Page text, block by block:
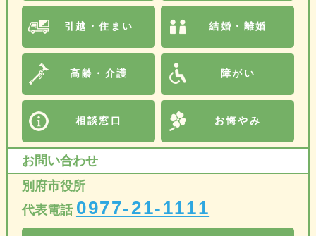
引越・住まい 結婚・離婚
高齢・介護 障がい
相談窓口 お悔やみ
お問い合わせ
別府市役所
代表電話 0977-21-1111